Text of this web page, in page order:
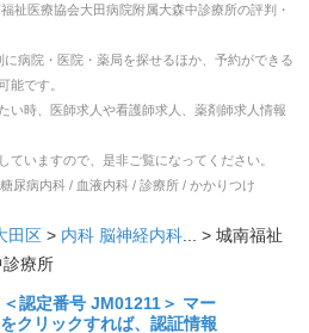
祉医療協会大田病院附属大森中診療所の評判・
病院・医院・薬局を探せるほか、予約ができる
能です。
い時、医師求人や看護師求人、薬剤師求人情報
ていますので、是非ご覧になってください。
尿病内科 / 血液内科 / 診療所 / かかりつけ
田区 > 内科 脳神経内科... > 城南福祉
診療所